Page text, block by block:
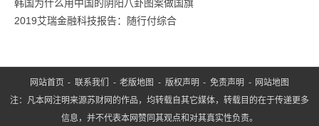
联
网
韩国为什么用中国的阴阳八卦图案做国旗
2019艾瑞金融科技报告：随行付综合
网站首页 - 联系我们 -老版地图 - 版权声明 -免责声明 - 网站地图
注：凡本网注明来源苏财网的作品，均转载自其它媒体，转载目的在于传递更多
信息，并不代表本网赞同其观点和对其真实性负责。